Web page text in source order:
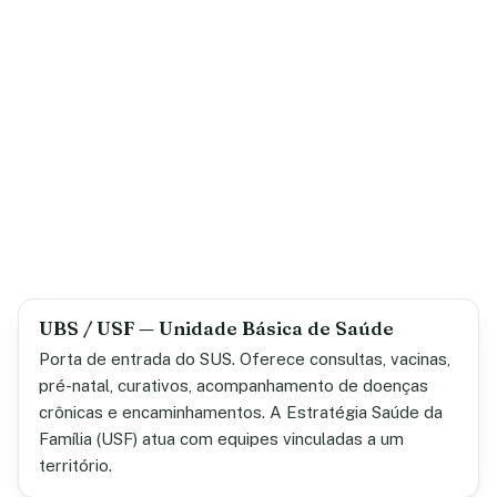
UBS / USF — Unidade Básica de Saúde
Porta de entrada do SUS. Oferece consultas, vacinas,
pré-natal, curativos, acompanhamento de doenças
crônicas e encaminhamentos. A Estratégia Saúde da
Família (USF) atua com equipes vinculadas a um
território.